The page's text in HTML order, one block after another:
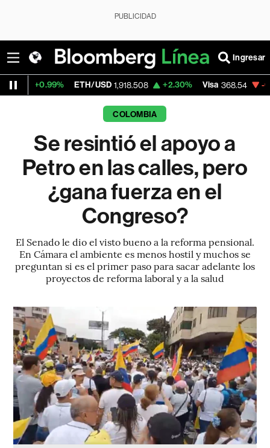
PUBLICIDAD
Ingresar
ETH/USD 1,918.508 +2.30% Visa 368.54 -0.28%
COLOMBIA
Se resintió el apoyo a
Petro en las calles, pero
¿gana fuerza en el
Congreso?
El Senado le dio el visto bueno a la reforma pensional.
En Cámara el ambiente es menos hostil y muchos se
preguntan si es el primer paso para sacar adelante los
proyectos de reforma laboral y a la salud